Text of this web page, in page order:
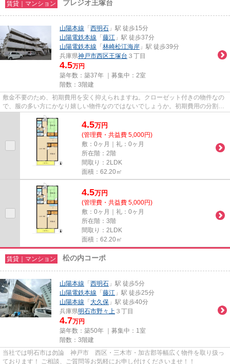
賃貸｜マンション プレジオ王塚台
山陽本線 「 西明石 」駅 徒歩15分
山陽電鉄本線 「 藤江 」駅 徒歩37分
山陽電鉄本線 「 林崎松江海岸 」駅 徒歩39分
兵庫県神戸市西区王塚台 ３丁目
4.5万円
築年数：築37年 ｜募集中： 2室
階数：3階建
敷金不要のため、初期費用を安く抑えられますね。クローゼット付きの物件なの
で、服の多い方にかなり嬉しい物件なのではないでしょうか。初期費用の分割払
いにも。初期費用のカード決...
4.5万円
(管理費・共益費 5,000円)
敷：0ヶ月｜礼：0ヶ月
所在階：2階
間取り：2LDK
面積：62.20㎡
4.5万円
(管理費・共益費 5,000円)
敷：0ヶ月｜礼：0ヶ月
所在階：3階
間取り：2LDK
面積：62.20㎡
賃貸｜マンション 松の内コーポ
山陽本線 「 西明石 」駅 徒歩5分
山陽電鉄本線 「 藤江 」駅 徒歩25分
山陽本線 「 大久保 」駅 徒歩40分
兵庫県明石市野々上 ３丁目
4.7万円
築年数：築50年 ｜募集中： 1室
階数：3階建
当社では明石市は勿論 神戸市 西区・三木市・加古郡等幅広く物件を取り扱っ
ております！ ご相談、ご質問等お気軽にお申し付けくださいませ！！